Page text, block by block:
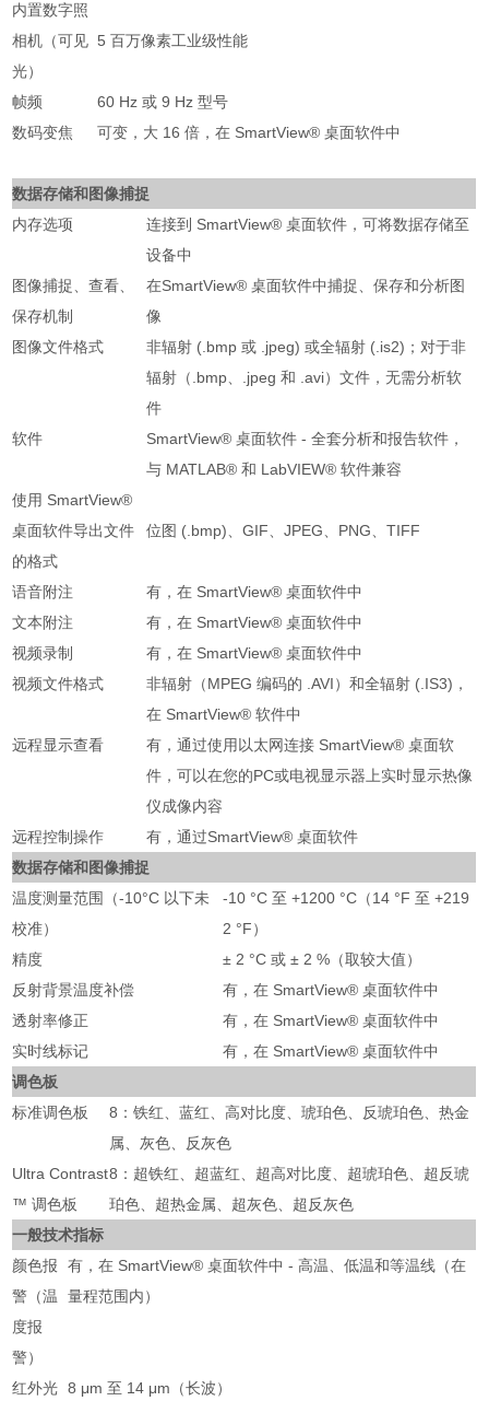
内置数字照
相机（可见
光）
5 百万像素工业级性能
帧频
60 Hz 或 9 Hz 型号
数码变焦
可变，大 16 倍，在 SmartView® 桌面软件中
数据存储和图像捕捉
内存选项
连接到 SmartView® 桌面软件，可将数据存储至
设备中
图像捕捉、查看、
保存机制
在SmartView® 桌面软件中捕捉、保存和分析图
像
图像文件格式
非辐射 (.bmp 或 .jpeg) 或全辐射 (.is2)；对于非
辐射（.bmp、.jpeg 和 .avi）文件，无需分析软
件
软件
SmartView® 桌面软件 - 全套分析和报告软件，
与 MATLAB® 和 LabVIEW® 软件兼容
使用 SmartView®
桌面软件导出文件
的格式
位图 (.bmp)、GIF、JPEG、PNG、TIFF
语音附注
有，在 SmartView® 桌面软件中
文本附注
有，在 SmartView® 桌面软件中
视频录制
有，在 SmartView® 桌面软件中
视频文件格式
非辐射（MPEG 编码的 .AVI）和全辐射 (.IS3)，
在 SmartView® 软件中
远程显示查看
有，通过使用以太网连接 SmartView® 桌面软
件，可以在您的PC或电视显示器上实时显示热像
仪成像内容
远程控制操作
有，通过SmartView® 桌面软件
数据存储和图像捕捉
温度测量范围（-10°C 以下未
校准）
-10 °C 至 +1200 °C（14 °F 至 +219
2 °F）
精度
± 2 °C 或 ± 2 %（取较大值）
反射背景温度补偿
有，在 SmartView® 桌面软件中
透射率修正
有，在 SmartView® 桌面软件中
实时线标记
有，在 SmartView® 桌面软件中
调色板
标准调色板
8：铁红、蓝红、高对比度、琥珀色、反琥珀色、热金
属、灰色、反灰色
Ultra Contrast
™ 调色板
8：超铁红、超蓝红、超高对比度、超琥珀色、超反琥
珀色、超热金属、超灰色、超反灰色
一般技术指标
颜色报
警（温
度报
警）
有，在 SmartView® 桌面软件中 - 高温、低温和等温线（在
量程范围内）
红外光 8 μm 至 14 μm（长波）